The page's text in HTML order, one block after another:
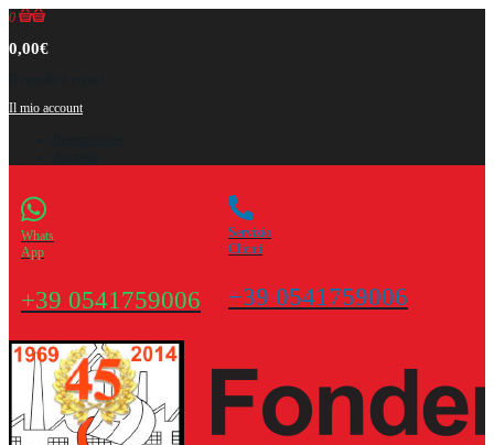
0
0,00€
Il mio account
Servizio
Clienti
+39 0541759006
Whats
App
+39 0541759006